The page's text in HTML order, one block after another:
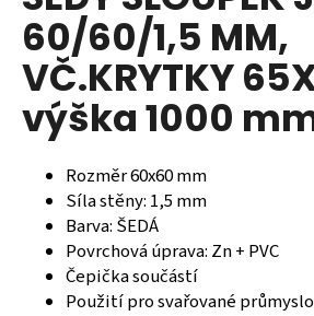
0,0
z
5
hvězdiček.
60/60/1,5 MM,
VČ.KRYTKY
výška 1000
Rozměr 60x60 mm
Síla stěny: 1,5 mm
Barva: ŠEDÁ
Povrchová úprava: Zn + PVC
Čepička součástí
Použití pro svařované
a
j
í
t
?
HLEDAT